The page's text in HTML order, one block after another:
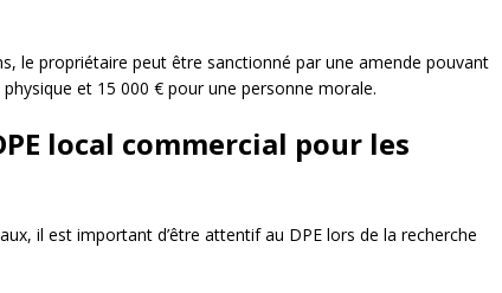
le propriétaire peut être sanctionné par une amende pouvant
et 15 000 € pour une personne morale.
local commercial pour les
il est important d’être attentif au DPE lors de la recherche